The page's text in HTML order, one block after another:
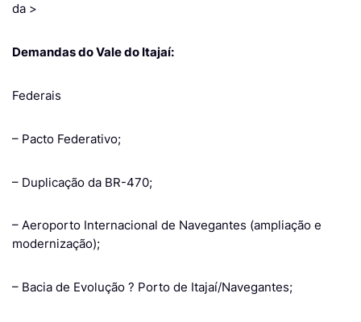
da >
Demandas do Vale do Itajaí:
Federais
– Pacto Federativo;
– Duplicação da BR-470;
– Aeroporto Internacional de Navegantes (ampliação e
modernização);
– Bacia de Evolução ? Porto de Itajaí/Navegantes;